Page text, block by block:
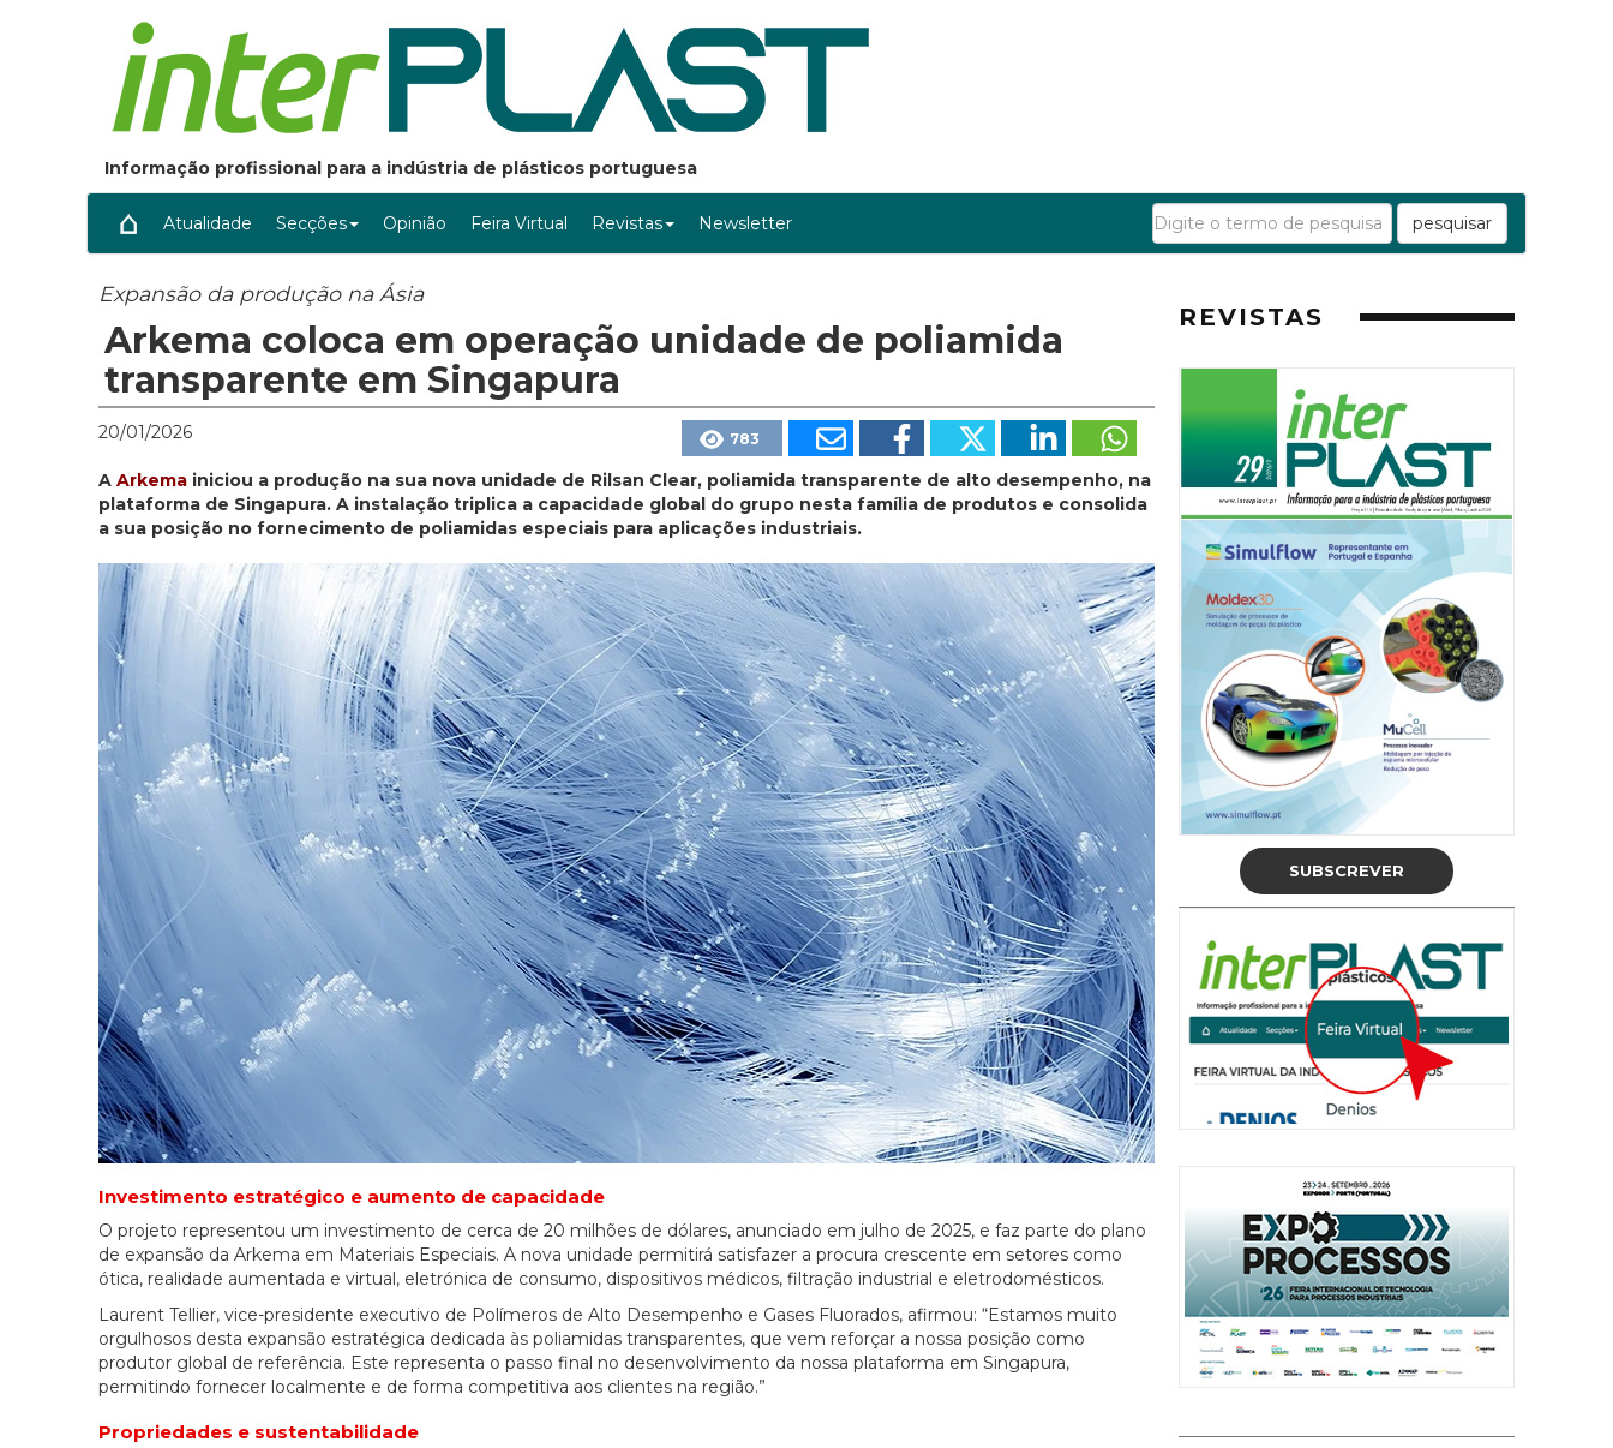
Informação profissional para a indústria de plásticos portuguesa
Atualidade Secções Opinião Feira Virtual Revistas Newsletter pesquisar
Expansão da produção na Ásia
Arkema coloca em operação unidade de poliamida
transparente em Singapura
20/01/2026 783
A Arkema iniciou a produção na sua nova unidade de Rilsan Clear, poliamida transparente de alto desempenho, na
plataforma de Singapura. A instalação triplica a capacidade global do grupo nesta família de produtos e consolida
a sua posição no fornecimento de poliamidas especiais para aplicações industriais.
Investimento estratégico e aumento de capacidade
O projeto representou um investimento de cerca de 20 milhões de dólares, anunciado em julho de 2025, e faz parte do plano
de expansão da Arkema em Materiais Especiais. A nova unidade permitirá satisfazer a procura crescente em setores como
ótica, realidade aumentada e virtual, eletrónica de consumo, dispositivos médicos, filtração industrial e eletrodomésticos.
Laurent Tellier, vice-presidente executivo de Polímeros de Alto Desempenho e Gases Fluorados, afirmou: “Estamos muito
orgulhosos desta expansão estratégica dedicada às poliamidas transparentes, que vem reforçar a nossa posição como
produtor global de referência. Este representa o passo final no desenvolvimento da nossa plataforma em Singapura,
permitindo fornecer localmente e de forma competitiva aos clientes na região.”
Propriedades e sustentabilidade
REVISTAS
SUBSCREVER